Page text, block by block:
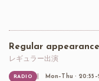
Regular
レギュラー出演
RADIO Mon–Thu ·